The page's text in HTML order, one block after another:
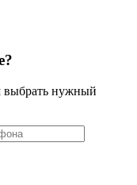
выбрать нужный